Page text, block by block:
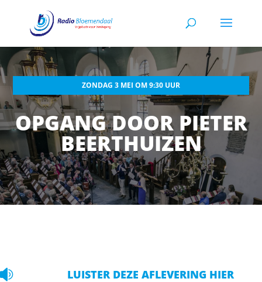
ZONDAG 3 MEI OM 9:30 UUR
OPGANG DOOR PIETER
BEERTHUIZEN
 LUISTER DEZE AFLEVERING HIER